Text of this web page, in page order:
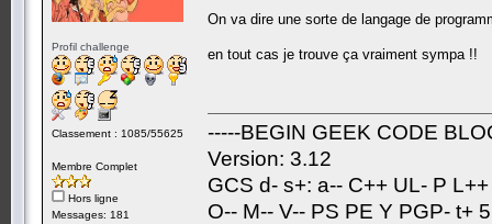
Profil challenge
Classement : 1085/55625
Membre Complet
Hors ligne
Messages: 181
On va dire une sorte de langage de
en tout cas je trouve ça vraiment sympa !!
-----BEGIN GEEK CODE
Version: 3.12
GCS d- s+: a-- C++ UL- P
O-- M-- V-- PS PE Y PGP- t+